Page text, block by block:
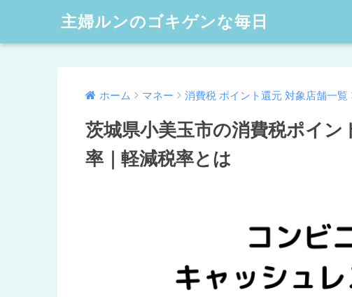
主婦ルンのゴキゲンな毎日
ホーム マネー 消費税 ポイント還元 対象店舗一覧
茨城県小美玉市の消費税ポイン
率｜軽減税率とは